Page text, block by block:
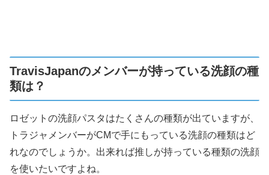
TravisJapanのメンバーが持っている洗顔の種
類は？
ロゼットの洗顔パスタはたくさんの種類が出ていますが、
トラジャメンバーがCMで手にもっている洗顔の種類はど
れなのでしょうか。出来れば推しが持っている種類の洗顔
を使いたいですよね。